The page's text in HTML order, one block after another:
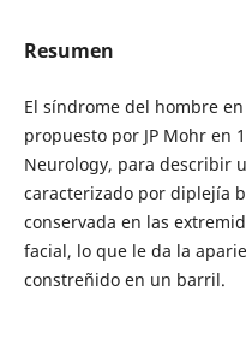
Resumen
El síndrome del hombre
propuesto por JP Mohr en
Neurology, para describir
caracterizado por diplejía
conservada en las
facial, lo que le da la
constreñido en un barril.